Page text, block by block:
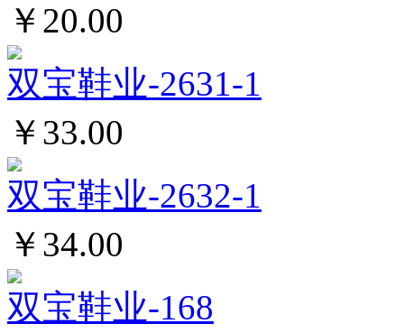
￥20.00
双宝鞋业-2631-1
￥33.00
双宝鞋业-2632-1
￥34.00
双宝鞋业-168